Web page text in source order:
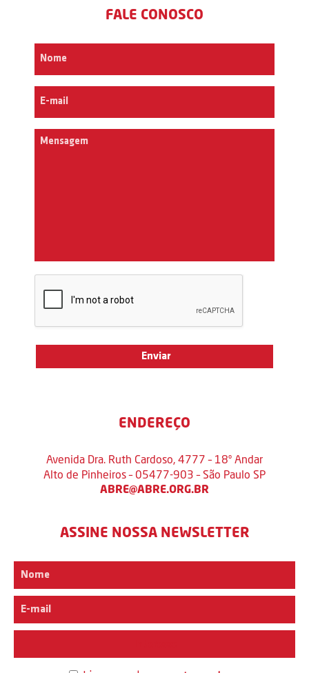
FALE CONOSCO
ENDEREÇO
Avenida Dra. Ruth Cardoso, 4777 – 18º Andar
Alto de Pinheiros – 05477-903 – São Paulo SP
ABRE@ABRE.ORG.BR
ASSINE NOSSA NEWSLETTER